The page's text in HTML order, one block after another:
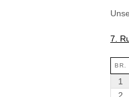
7.
BR.
1